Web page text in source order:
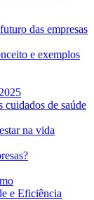
das empresas
e exemplos
cuidados de saúde
na vida
e Eficiência